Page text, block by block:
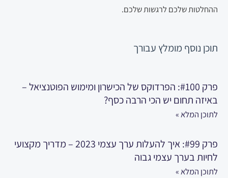
ההחלטות שלכם לרגשות שלכם.
תוכן נוסף מומלץ עבורך
פרק #100: הפרדוקס של הכישרון ומימוש הפוטנציאל –
באיזה תחום יש הכי הרבה כסף?
לתוכן המלא »
פרק #99: איך להעלות ערך עצמי 2023 – מדריך מקצועי
לחיות בערך עצמי גבוה
לתוכן המלא »